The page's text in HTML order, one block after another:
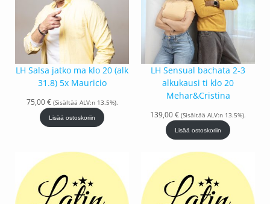
LH Salsa jatko ma klo 20 (alk
31.8) 5x Mauricio
75,00€ (Sisältää ALV:n 13.5%).
Lisää ostoskoriin
LH Sensual bachata 2-3
alkukausi ti klo 20
Mehar&Cristina
139,00€ (Sisältää ALV:n 13.5%).
Lisää ostoskoriin